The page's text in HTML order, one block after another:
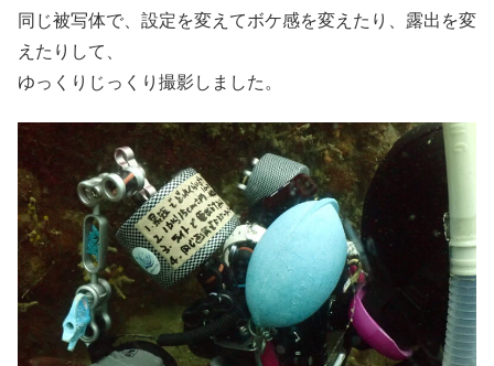
同じ被写体で、設定を変えてボケ感を変えたり、露出を変
えたりして、
ゆっくりじっくり撮影しました。